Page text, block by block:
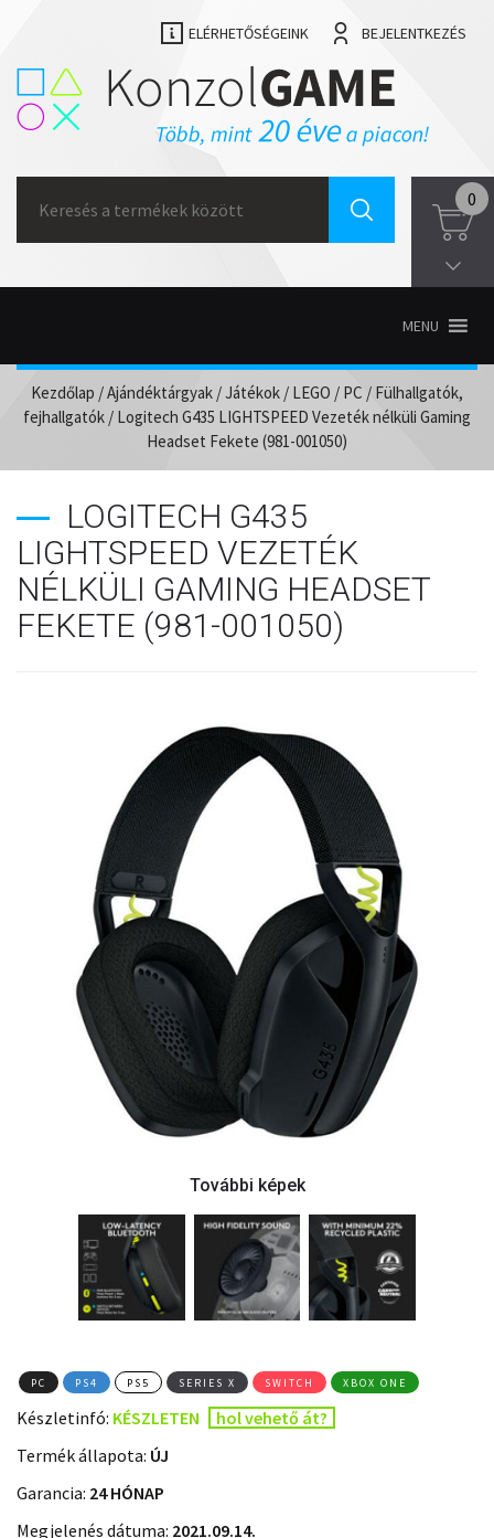
ELÉRHETŐSÉGEINK BEJELENTKEZÉS
for:
0
MENU
Kezdőlap /Ajándéktárgyak /Játékok / LEGO / PC / Fülhallgatók,
fejhallgatók / Logitech G435 LIGHTSPEED Vezeték nélküli Gaming
Headset Fekete (981-001050)
LOGITECH G435
LIGHTSPEED VEZETÉK
NÉLKÜLI GAMING HEADSET
FEKETE (981-001050)
PC PS4 PS5 SERIES X SWITCH XBOX ONE
Készletinfó: KÉSZLETEN
hol vehető át?
Termék állapota: ÚJ
Garancia: 24 HÓNAP
Megjelenés dátuma: 2021.09.14.